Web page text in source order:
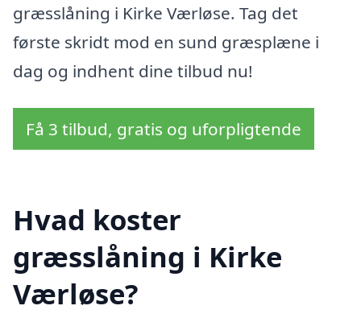
græsslåning i Kirke Værløse. Tag det
første skridt mod en sund græsplæne i
dag og indhent dine tilbud nu!
Få 3 tilbud, gratis og uforpligtende
Hvad koster
græsslåning i Kirke
Værløse?